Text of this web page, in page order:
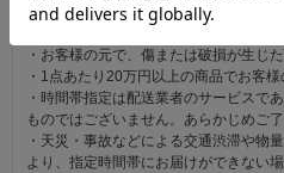
・商品到着後31日以上経過した商品
・お客様の元で、傷または破損が生じ
・1点あたり20万円以上の商品でお客
・時間帯指定は配送業者のサービスで
ものではございません。あらかじめご了
・天災・事故などによる交通渋滞や物
より、指定時間帯にお届けができない場